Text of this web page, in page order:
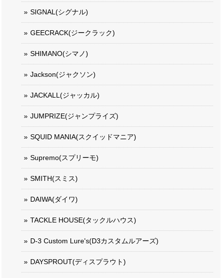
SIGNAL(シグナル)
GEECRACK(ジークラック)
SHIMANO(シマノ)
Jackson(ジャクソン)
JACKALL(ジャッカル)
JUMPRIZE(ジャンプライズ)
SQUID MANIA(スクイッドマニア)
Supremo(スプリーモ)
SMITH(スミス)
DAIWA(ダイワ)
TACKLE HOUSE(タックルハウス)
D-3 Custom Lure's(D3カスタムルアーズ)
DAYSPROUT(ディスプラウト)